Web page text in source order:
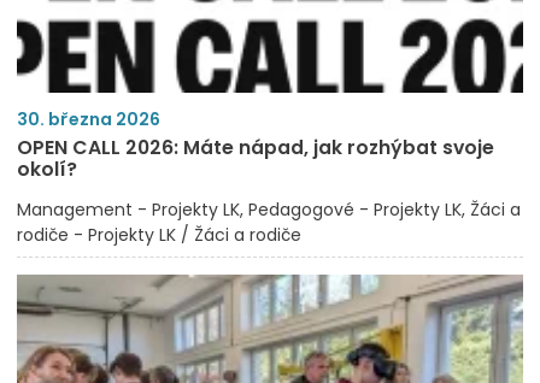
30. března 2026
OPEN CALL 2026: Máte nápad, jak rozhýbat svoje
okolí?
Management - Projekty LK Pedagogové - Projekty LK Žáci a
rodiče - Projekty LK / Žáci a rodiče